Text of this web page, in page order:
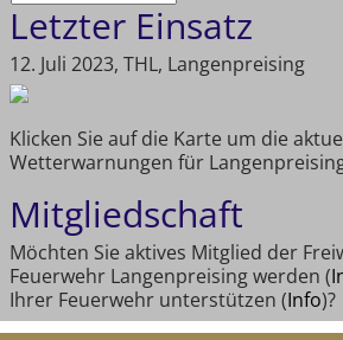
Letzter Einsatz
12. Juli 2023, THL, Langenpreising
Klicken Sie auf die Karte um die
Wetterwarnungen für
Mitgliedschaft
Möchten Sie aktives Mitglied der
Feuerwehr Langenpreising werden (
Ihrer Feuerwehr unterstützen (Info)?